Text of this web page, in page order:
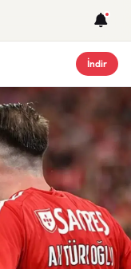
İndir